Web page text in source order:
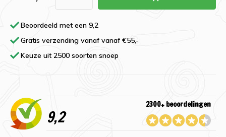
Beoordeeld met een 9,2
Gratis verzending vanaf vanaf €55,-
Keuze uit 2500 soorten snoep
9,2
2300+ beoordelingen